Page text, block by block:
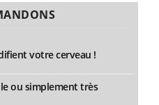
votre cerveau !
ou simplement très